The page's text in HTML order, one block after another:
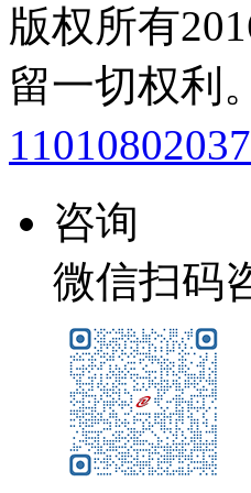
版权所有
留一切权利。
咨询
微信扫码